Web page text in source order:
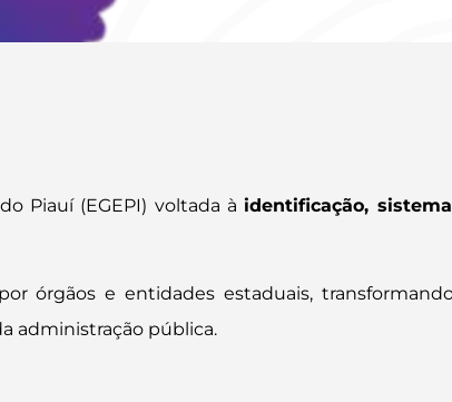
Piauí (EGEPI) voltada à identificação,
órgãos e entidades estaduais,
administração pública.